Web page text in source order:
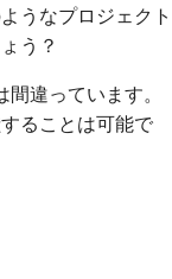
Español
فارسی
Français
うなプロジェクト
う？
違っています。
ることは可能で